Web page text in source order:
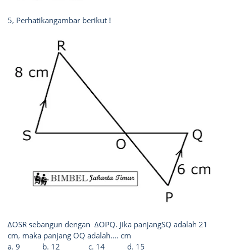
5, Perhatikangambar berikut !
ΔOSR sebangun dengan ΔOPQ. Jika panjangSQ adalah 21
cm, maka panjang OQ adalah…. cm
a. 9
b. 12 c. 14 d. 15